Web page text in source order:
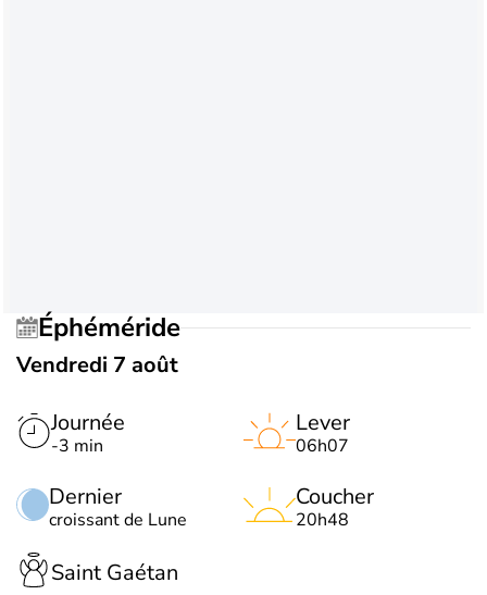
Éphéméride
Vendredi 7 août
Journée
-3 min
Dernier
croissant de Lune
Lever
06h07
Coucher
20h48
Saint Gaétan